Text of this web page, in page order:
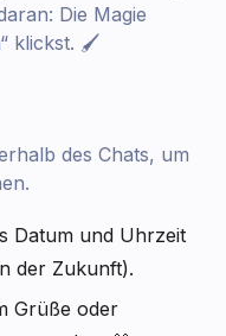
Die Magie
klickst. 🖌
des Chats, um
Datum und Uhrzeit
der Zukunft).
Grüße oder